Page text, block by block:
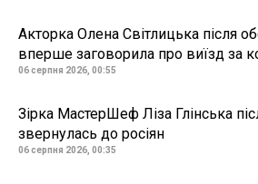
Акторка Олена Світлицька після
вперше заговорила про виїзд за
06 серпня 2026, 00:55
Зірка МастерШеф Ліза Глінська
звернулась до росіян
06 серпня 2026, 00:35